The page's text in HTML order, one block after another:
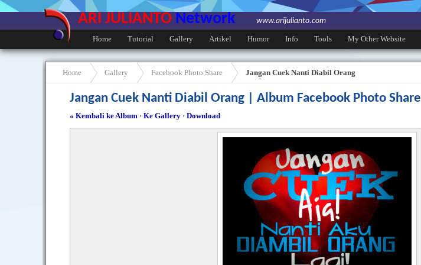
ARI JULIANTO Network
www.arijulianto.com
Home
Tutorial Gallery Artikel Humor Info Tools My Other Website
Home Gallery Facebook Photo Share Jangan Cuek Nanti Diabil Orang
Jangan Cuek Nanti Diabil Orang | Album Facebook Photo Share
« Kembali ke Album · Ke Gallery · Download